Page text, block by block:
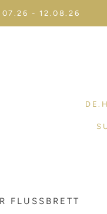
- 12.08.26
FLUSSBRETT